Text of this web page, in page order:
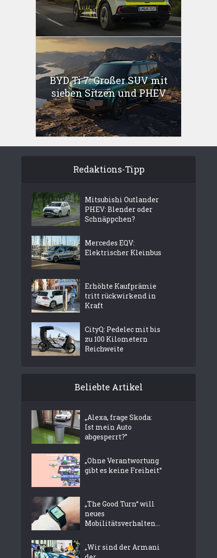
BYD Ti 7: Großer SUV mit
sieben Sitzen und PHEV
Redaktions-Tipp
Mitsubishi Outlander
PHEV: Blender oder
Schnäppchen?
Mercedes EQV:
Elektrischer Kleinbus
Erhöhte Kaufprämie
tritt rückwirkend in
Kraft
CityQ: Pedelec mit bis
zu 100 Kilometern
Reichweite
Beliebte Artikel
„Alexa, frage Skoda:
Ist mein Auto
abgesperrt?”
„Ohne Verantwortung
gibt es keine Freiheit“
„The Good Turn“ will
neues
Mobilitätsverhalten...
„Wir sind der Armani